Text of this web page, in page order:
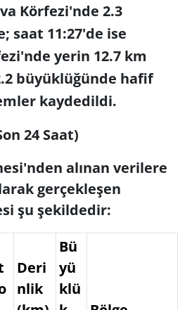
Körfezi'nde 2.3
saat 11:27'de ise
yerin 12.7 km
büyüklüğünde hafif
kaydedildi.
24 Saat)
alınan verilere
gerçekleşen
şu şekildedir:
Deri
nlik
Bü
yü
klü